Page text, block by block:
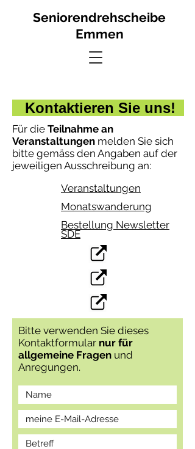
Seniorendrehscheibe
Emmen
Kontaktieren Sie uns!
Für die Teilnahme an
Veranstaltungen melden Sie sich
bitte gemäss den Angaben auf der
jeweiligen Ausschreibung an:
Veranstaltungen
Monatswanderung
Bestellung Newsletter
SDE
Bitte verwenden Sie dieses
Kontaktformular nur für
allgemeine Fragen und
Anregungen.